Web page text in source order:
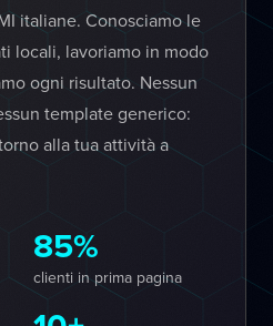
italiane. Conosciamo le
locali, lavoriamo in modo
ogni risultato. Nessun
template generico:
alla tua attività a
85%
clienti in prima pagina